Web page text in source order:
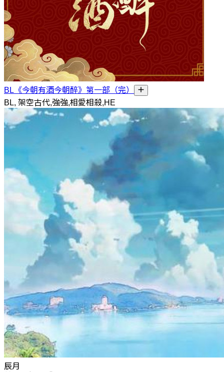
BL《今朝有酒今朝醉》第一部（完）
BL, 架空古代,強強,相愛相殺,HE
辰月